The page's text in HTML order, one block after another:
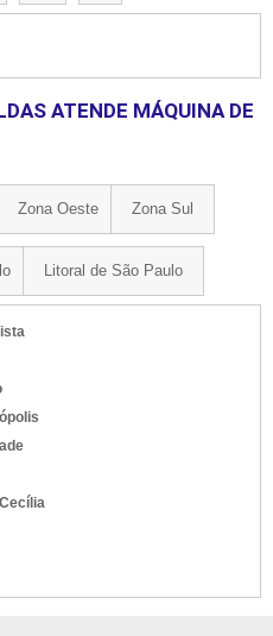
ATENDE MÁQUINA DE
Zona Oeste Zona Sul
Litoral de São Paulo